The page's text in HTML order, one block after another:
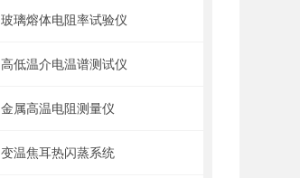
玻璃熔体电阻率试验仪
高低温介电温谱测试仪
金属高温电阻测量仪
变温焦耳热闪蒸系统